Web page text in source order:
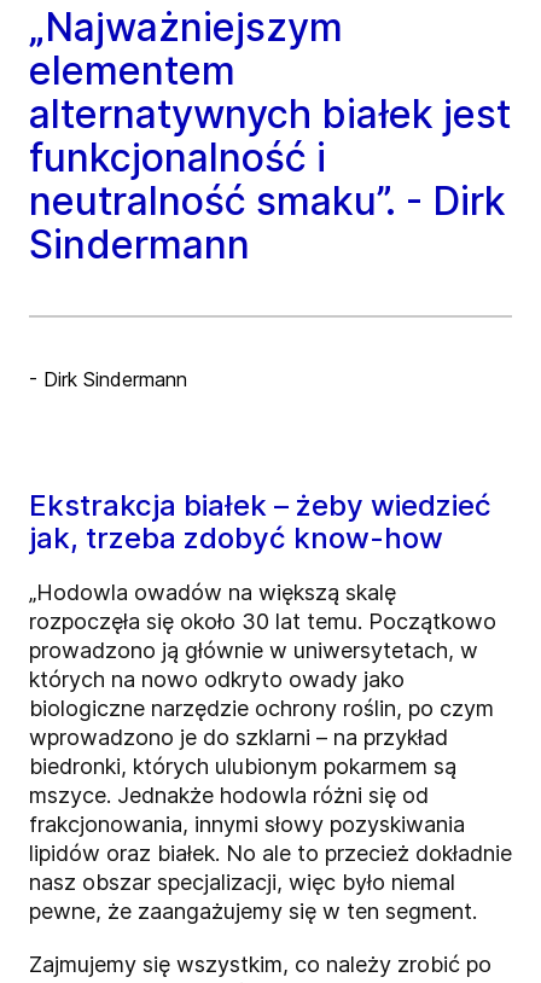
„Najważniejszym
elementem
alternatywnych białek jest
funkcjonalność i
neutralność smaku”. - Dirk
Sindermann
- Dirk Sindermann
Ekstrakcja białek – żeby wiedzieć
jak, trzeba zdobyć know-how
„Hodowla owadów na większą skalę
rozpoczęła się około 30 lat temu. Początkowo
prowadzono ją głównie w uniwersytetach, w
których na nowo odkryto owady jako
biologiczne narzędzie ochrony roślin, po czym
wprowadzono je do szklarni – na przykład
biedronki, których ulubionym pokarmem są
mszyce. Jednakże hodowla różni się od
frakcjonowania, innymi słowy pozyskiwania
lipidów oraz białek. No ale to przecież dokładnie
nasz obszar specjalizacji, więc było niemal
pewne, że zaangażujemy się w ten segment.
Zajmujemy się wszystkim, co należy zrobić po